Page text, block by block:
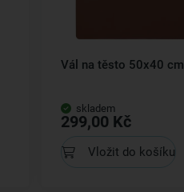
Vál na těsto 50x40 cm
skladem
299,00 Kč
Vložit do košíku